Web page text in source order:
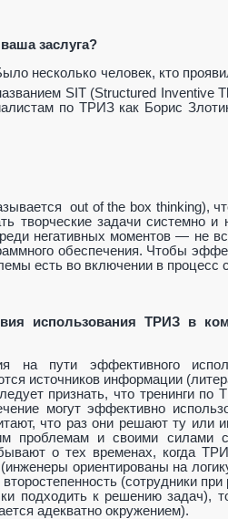
заслуга?
несколько человек, кто
SIT (Structured Inventive
по ТРИЗ как Борис
out of the box thinking),
задачи системно и
негативных моментов — не
обеспечения. Чтобы
есть во включении в процесс
использования ТРИЗ в
на пути эффективного
источников информации
признать, что тренинги
могут эффективно
что раз они решают ту или
проблемам и своими силами
о тех временах, когда
ориентированы на
(сотрудники
подходить к решению задач),
адекватно окружением).